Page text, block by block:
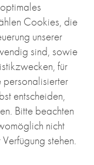
über zwei
in
auch
der
in
Cookies, die
unserer
sind, sowie
für
personalisierter
entscheiden,
Bitte beachten
nicht
stehen.